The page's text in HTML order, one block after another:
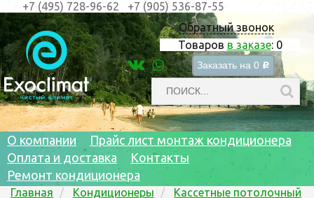
Обратный звонок
Товаров в заказе: 0
Заказать на 0 c
+7 (495) 728-96-62 +7 (905) 536-87-55
О компании
Прайс лист монтаж кондиционера
Оплата и доставка
Контакты
Ремонт кондиционера
Главная Кондиционеры
Кассетные потолочный